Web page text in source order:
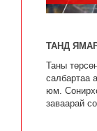
ТАНД
Таны
салбартаа
юм.
заваарай